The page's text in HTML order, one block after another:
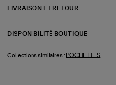
LIVRAISON ET RETOUR
DISPONIBILITÉ BOUTIQUE
Collections similaires : POCHETTES